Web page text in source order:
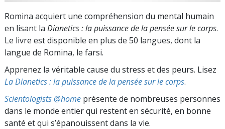
Romina acquiert une compréhension du mental humain
en lisant la Dianetics : la puissance de la pensée sur le corps.
Le livre est disponible en plus de 50 langues, dont la
langue de Romina, le farsi.
Apprenez la véritable cause du stress et des peurs. Lisez
La Dianetics : la puissance de la pensée sur le corps.
Scientologists @home présente de nombreuses personnes
dans le monde entier qui restent en sécurité, en bonne
santé et qui s’épanouissent dans la vie.